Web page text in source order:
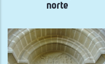
interna
muro
sur.
Resurrección
de
Lázaro
norte